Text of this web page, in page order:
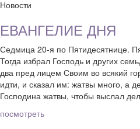
Новости
ЕВАНГЕЛИЕ ДНЯ
Седмица 20-я по Пятидесятнице.
Тогда избрал Господь и других
два пред лицем Своим во всякий
идти, и сказал им: жатвы много, а
Господина жатвы, чтобы выслал
посмотреть